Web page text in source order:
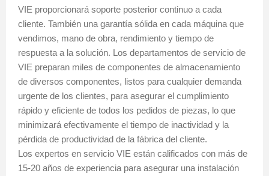
VIE proporcionará soporte posterior continuo a cada
cliente. También una garantía sólida en cada máquina que
vendimos, mano de obra, rendimiento y tiempo de
respuesta a la solución. Los departamentos de servicio de
VIE preparan miles de componentes de almacenamiento
de diversos componentes, listos para cualquier demanda
urgente de los clientes, para asegurar el cumplimiento
rápido y eficiente de todos los pedidos de piezas, lo que
minimizará efectivamente el tiempo de inactividad y la
pérdida de productividad de la fábrica del cliente.
Los expertos en servicio VIE están calificados con más de
15-20 años de experiencia para asegurar una instalación